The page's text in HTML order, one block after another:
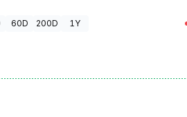
60D 200D 1Y